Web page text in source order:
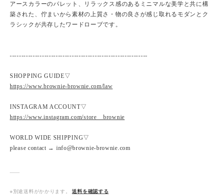
アースカラーのパレット、リラックス感のあるミニマルな美学と共に構
築された、佇まいから素材の上質さ・物の良さが感じ取れるモダンとク
ラシックが共存したワードローブです。
------------------------------------------------------------
SHOPPING GUIDE▽
https://www.brownie-brownie.com/law
INSTAGRAM ACCOUNT▽
https://www.instagram.com/store__brownie
WORLD WIDE SHIPPING▽
please contact → info@brownie-brownie.com
※別途送料がかかります。
送料を確認する